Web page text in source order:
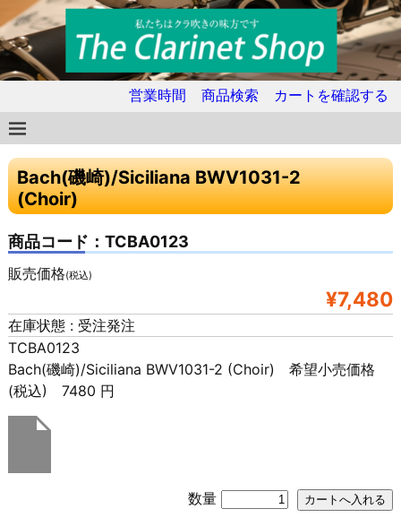
営業時間 商品検索 カートを確認する
Bach(磯崎)/Siciliana BWV1031-2
(Choir)
商品コード：TCBA0123
販売価格(税込)
¥7,480
在庫状態 : 受注発注
TCBA0123
Bach(磯崎)/Siciliana BWV1031-2 (Choir) 希望小売価格
(税込) 7480 円
数量